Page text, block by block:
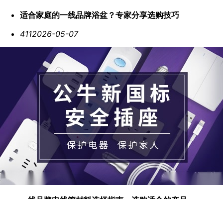
适合家庭的一线品牌浴盆？专家分享选购技巧
4112026-05-07